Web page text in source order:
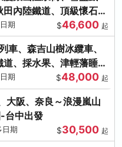
內陸鐵道、頂級懷石料
期 $46,600 起
車、森吉山樹冰纜車、
、採水果、津輕藩睡魔
期 $48,000 起
大阪、奈良～浪漫嵐山
台中出發
期 $30,500 起